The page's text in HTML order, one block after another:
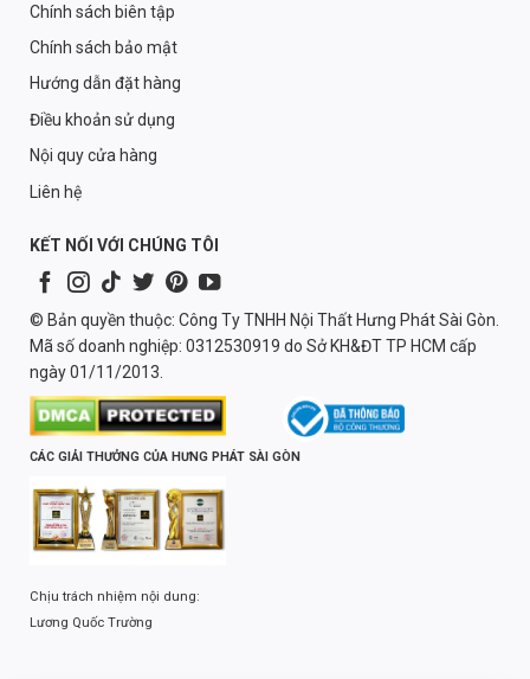
Chính sách biên tập
Chính sách bảo mật
Hướng dẫn đặt hàng
Điều khoản sử dụng
Nội quy cửa hàng
Liên hệ
KẾT NỐI VỚI CHÚNG TÔI
© Bản quyền thuộc: Công Ty TNHH Nội Thất Hưng Phát Sài Gòn.
Mã số doanh nghiệp: 0312530919 do Sở KH&ĐT TP HCM cấp
ngày 01/11/2013.
CÁC GIẢI THƯỞNG CỦA HƯNG PHÁT SÀI GÒN
Chịu trách nhiệm nội dung:
Lương Quốc Trường